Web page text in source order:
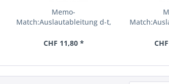
Memo-
Match:Auslautableitung d-t,
CHF 11,80 *